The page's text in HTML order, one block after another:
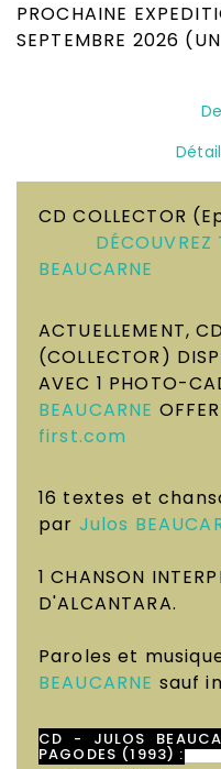
PROCHAINE
SEPTEMBRE 2026
CD COLLECTOR
DÉCOUVREZ
BEAUCARNE
ACTUELLEMENT,
(COLLECTOR)
AVEC 1 PHOTO-
BEAUCARNE
first.com
16 textes et
par Julos
1 CHANSON
D'ALCANTARA.
Paroles et
BEAUCARNE sauf
CD - JULOS
PAGODES (1993) :